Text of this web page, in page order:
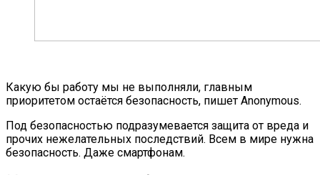
Какую бы работу мы не выполняли, главным
приоритетом остаётся безопасность, пишет Anonymous.
Под безопасностью подразумевается защита от вреда и
прочих нежелательных последствий. Всем в мире нужна
безопасность. Даже смартфонам.